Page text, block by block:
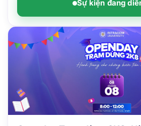
Openday Trạm dừng 2K8:
những bước tiến mới